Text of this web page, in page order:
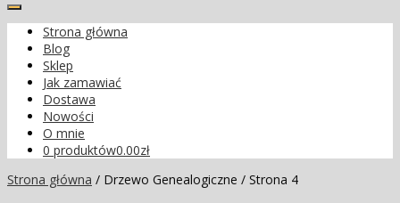
Strona główna
Blog
Sklep
Jak zamawiać
Dostawa
Nowości
O mnie
0 produktów0.00zł
Strona główna / Drzewo Genealogiczne / Strona 4